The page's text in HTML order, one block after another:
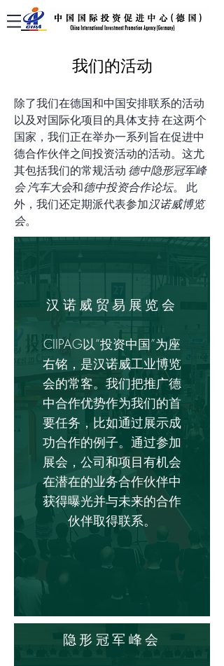
我们的活动​
除了我们在德国和中国安排联系的活动
以及对国际化项目的具体支持在这两个
国家，我们正在举办一系列旨在促进中
德合作伙伴之间投资活动的活动。这尤
其包括我们的常规活动 德中隐形冠军峰
会 汽车大会和德中投资合作论坛。
此
外，我们还定期派代表参加汉诺威博览
会。
汉诺威贸易展览会
CIIPAG以“投资中国”为座
右铭，是汉诺威工业博览
会的常客。我们把推广德
中合作优势作为我们的首
要任务，比如通过展示成
功合作的例子。通过参加
展会，公司和项目有机会
在潜在的业务合作伙伴中
获得曝光并与未来的合作
伙伴取得联系。
隐形冠军峰会